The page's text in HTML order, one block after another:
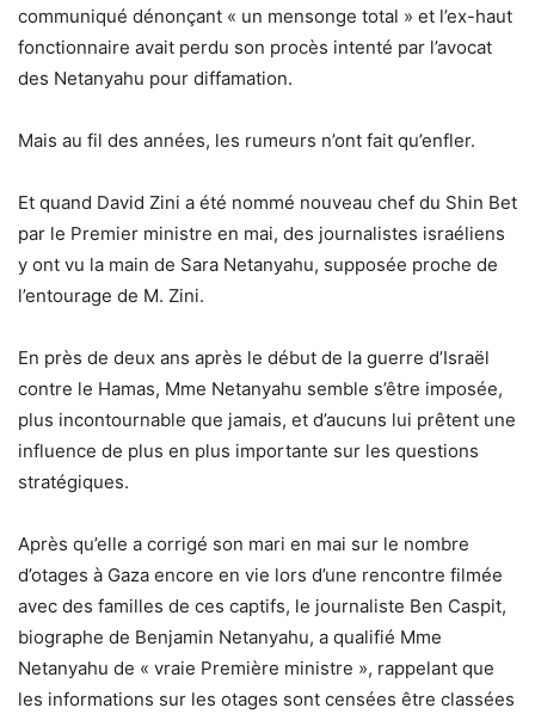
communiqué dénonçant « un mensonge total » et l’ex-haut
fonctionnaire avait perdu son procès intenté par l’avocat
des Netanyahu pour diffamation.
Mais au fil des années, les rumeurs n’ont fait qu’enfler.
Et quand David Zini a été nommé nouveau chef du Shin Bet
par le Premier ministre en mai, des journalistes israéliens
y ont vu la main de Sara Netanyahu, supposée proche de
l’entourage de M. Zini.
En près de deux ans après le début de la guerre d’Israël
contre le Hamas, Mme Netanyahu semble s’être imposée,
plus incontournable que jamais, et d’aucuns lui prêtent une
influence de plus en plus importante sur les questions
stratégiques.
Après qu’elle a corrigé son mari en mai sur le nombre
d’otages à Gaza encore en vie lors d’une rencontre filmée
avec des familles de ces captifs, le journaliste Ben Caspit,
biographe de Benjamin Netanyahu, a qualifié Mme
Netanyahu de « vraie Première ministre », rappelant que
les informations sur les otages sont censées être classées